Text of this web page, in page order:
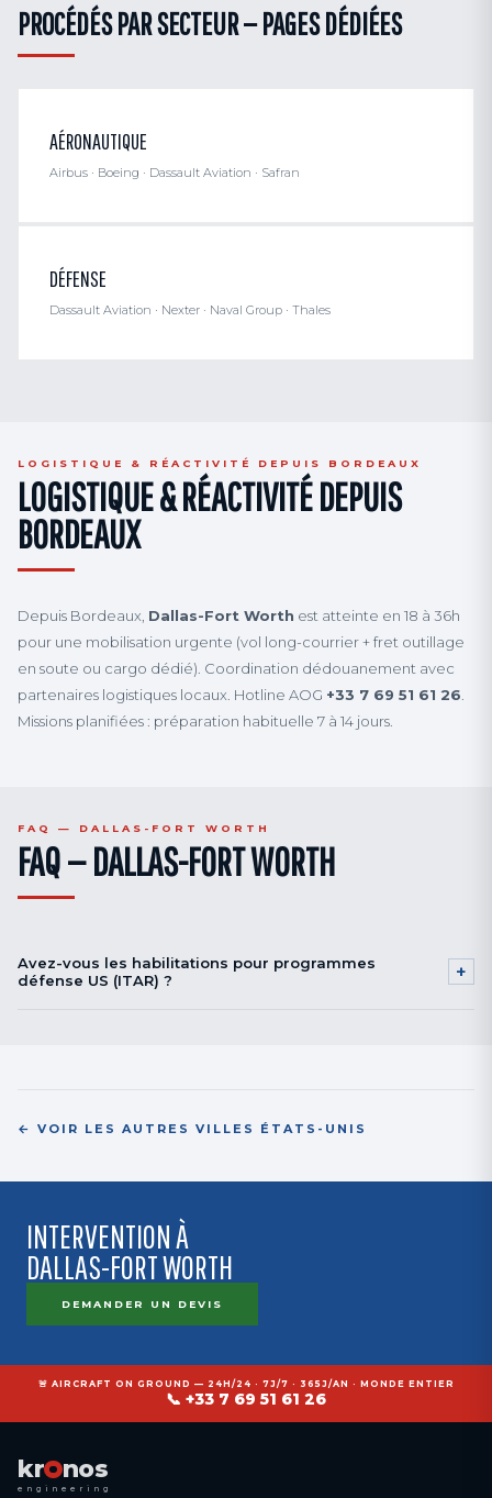
PROCÉDÉS PAR SECTEUR — PAGES DÉDIÉES
AÉRONAUTIQUE
Airbus · Boeing · Dassault Aviation · Safran
DÉFENSE
Dassault Aviation · Nexter · Naval Group · Thales
LOGISTIQUE & RÉACTIVITÉ DEPUIS BORDEAUX
LOGISTIQUE & RÉACTIVITÉ DEPUIS
BORDEAUX
Depuis Bordeaux, Dallas-Fort Worth est atteinte en 18 à 36h
pour une mobilisation urgente (vol long-courrier + fret outillage
en soute ou cargo dédié). Coordination dédouanement avec
partenaires logistiques locaux. Hotline AOG +33 7 69 51 61 26
Missions planifiées : préparation habituelle 7 à 14 jours.
FAQ — DALLAS-FORT WORTH
FAQ — DALLAS-FORT WORTH
Avez-vous les habilitations pour programmes
défense US (ITAR) ?
+
← VOIR LES AUTRES VILLES ÉTATS-UNIS
INTERVENTION À
DALLAS-FORT WORTH
DEMANDER UN DEVIS
🚨 AIRCRAFT ON GROUND — 24H/24 · 7J/7 · 365J/AN · MONDE ENTIER
📞 +33 7 69 51 61 26
kr nos
engineering